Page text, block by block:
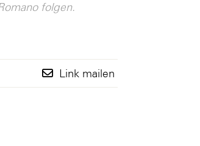
folgen.
Link mailen